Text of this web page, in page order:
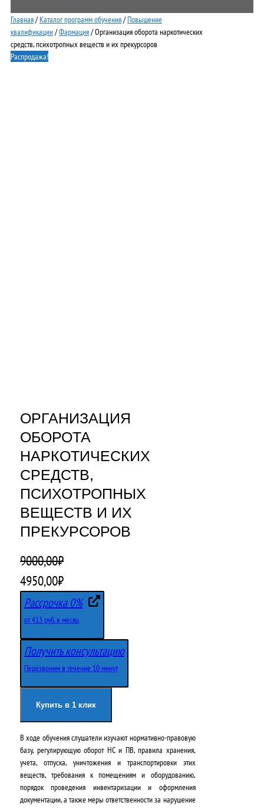
Главная/Каталог программ обучения/Повышение
квалификации/Фармация/ Организация оборота наркотических
средств, психотропных веществ и их прекурсоров
Распродажа!
ОРГАНИЗАЦИЯ
ОБОРОТА
НАРКОТИЧЕСКИХ
СРЕДСТВ,
ПСИХОТРОПНЫХ
ВЕЩЕСТВ И ИХ
ПРЕКУРСОРОВ
9000,00₽
П
р
в
о
ч
а
л
ь
н
4950,00₽Т
е
к
у
щ
я
ц
е
н
а
:
Рассрочка 0%
от 413 руб. в месяц
Получить консультацию
Перезвоним в течение 10 минут
Купить в 1 клик
В ходе обучения слушатели изучают нормативно-правовую
базу, регулирующую оборот НС и ПВ, правила хранения,
учета, отпуска, уничтожения и транспортировки этих
веществ, требования к помещениям и оборудованию,
порядок проведения инвентаризации и оформления
документации, а также меры ответственности за нарушение